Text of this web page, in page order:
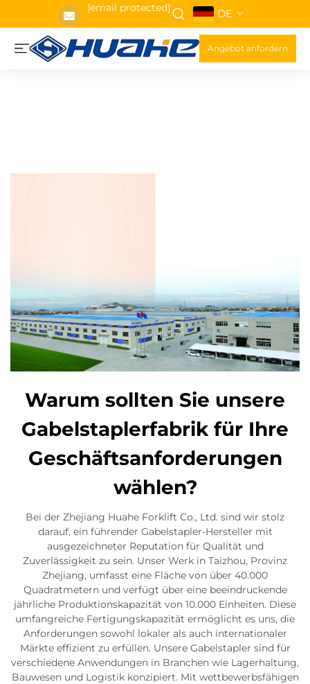
[email protected] DE
Angebot anfordern
Warum sollten Sie unsere
Gabelstaplerfabrik für Ihre
Geschäftsanforderungen
wählen?
Bei der Zhejiang Huahe Forklift Co., Ltd. sind wir stolz
darauf, ein führender Gabelstapler-Hersteller mit
ausgezeichneter Reputation für Qualität und
Zuverlässigkeit zu sein. Unser Werk in Taizhou, Provinz
Zhejiang, umfasst eine Fläche von über 40.000
Quadratmetern und verfügt über eine beeindruckende
jährliche Produktionskapazität von 10.000 Einheiten. Diese
umfangreiche Fertigungskapazität ermöglicht es uns, die
Anforderungen sowohl lokaler als auch internationaler
Märkte effizient zu erfüllen. Unsere Gabelstapler sind für
verschiedene Anwendungen in Branchen wie Lagerhaltung,
Bauwesen und Logistik konzipiert. Mit wettbewerbsfähigen